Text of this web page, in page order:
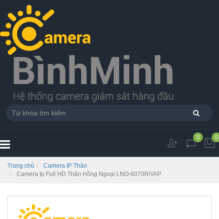
0
0
Trang chủ
Camera IP Thân
Camera Ip Full HD Thân Hồng Ngoại LNO-6070R/VAP